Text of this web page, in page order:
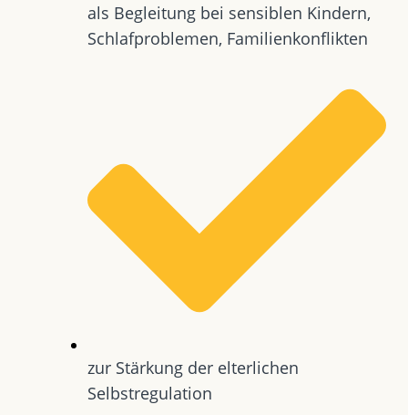
als Begleitung bei sensiblen Kindern,
Schlafproblemen, Familienkonflikten
zur Stärkung der elterlichen
Selbstregulation